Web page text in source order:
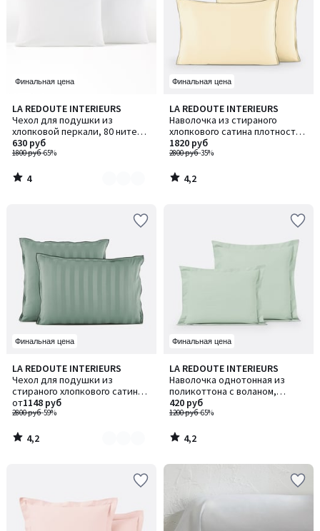
Финальная цена
LA REDOUTE INTERIEURS
Чехол для подушки из
хлопковой перкали, 80 нитей/
см², Scénario / Сценарио
1800 руб-65%
630 руб
4
/
5
Количество
цветов:
3
4
/
Финальная цена
LA REDOUTE INTERIEURS
Наволочка из стираного
хлопкового сатина плотностью
118 нитей/см², Victor / Виктор
2800 руб-35%
1820 руб
4,2
/ 5
4,2
/
Финальная цена
LA REDOUTE INTERIEURS
Чехол для подушки из
стираного хлопкового сатина
плотностью 118 нитей/см²,
полоска Victor / Виктор
2800 руб-59%
от1148 руб
4,2
/ 5
Количество
цветов:
3
4,2
/
Финальная цена
LA REDOUTE INTERIEURS
Наволочка однотонная из
поликоттона с воланом,
Scenario / Сценарио
1200 руб-65%
420 руб
4,2
/ 5
4,2
/